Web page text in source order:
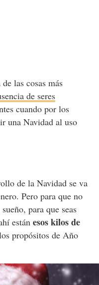
las cosas más
de seres
cuando por los
una Navidad al uso
de la Navidad se va
Pero para que no
para que seas
están esos kilos de
propósitos de Año